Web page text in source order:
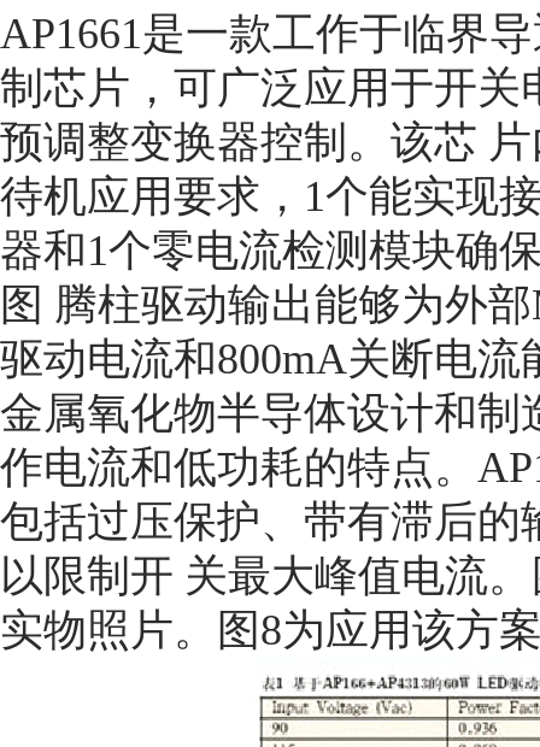
AP1661是一款工作于临界
制芯片，可广泛应用于开
预调整变换器控制。该芯
待机应用要求，1个能实现
器和1个零电流检测模块确
图 腾柱驱动输出能够为外
驱动电流和800mA关断电
金属氧化物半导体设计和
作电流和低功耗的特点。
包括过压保护、带有滞后
以限制开 关最大峰值电流
实物照片。图8为应用该方